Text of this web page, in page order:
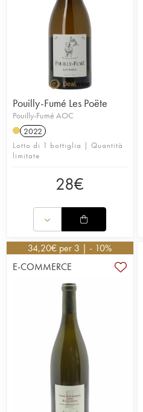
Pouilly-Fumé Les Poëte
Pouilly-Fumé AOC
2022
Lotto di 1 bottiglia | Quantità
limitate
28€
34,20€ per 3 | - 10%
E-COMMERCE